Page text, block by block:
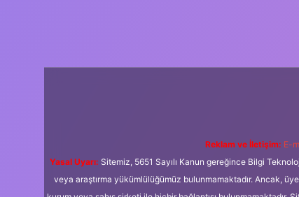
Reklam ve İletişim: E-
Yasal Uyarı: Sitemiz, 5651 Sayılı Kanun gereğince Bilgi
veya araştırma yükümlülüğümüz bulunmamaktadır. Ancak,